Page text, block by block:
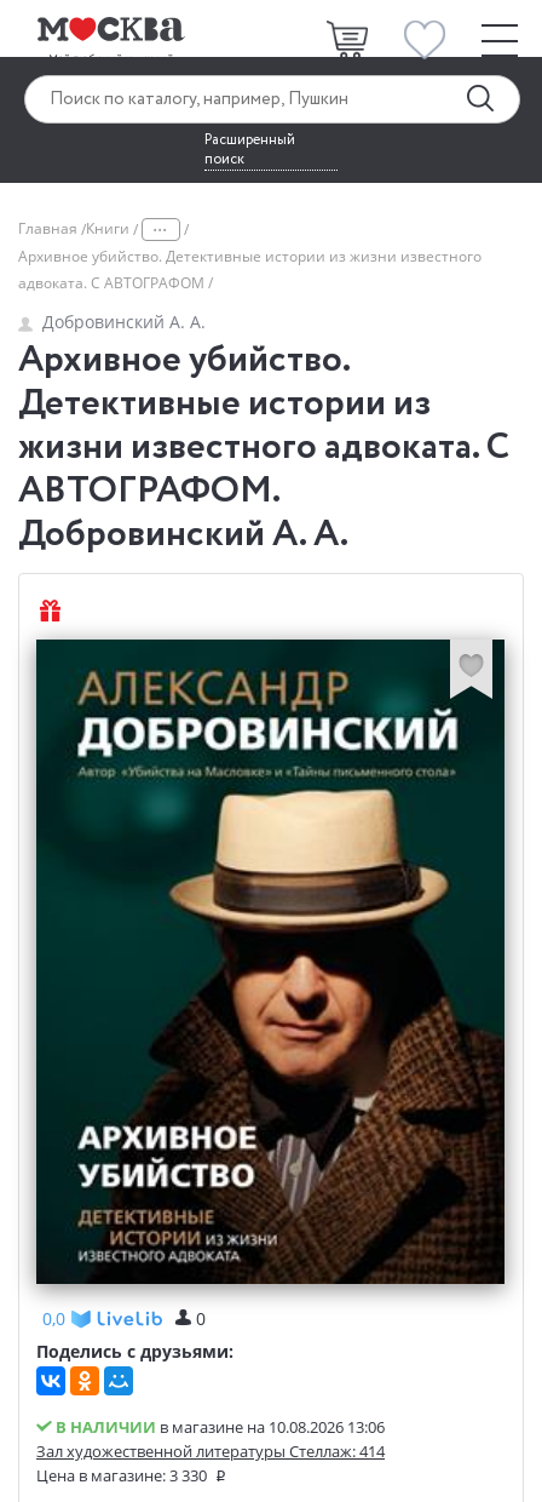
Расширенный
поиск
Главная Книги ...
Архивное убийство. Детективные истории из жизни известного
адвоката. С АВТОГРАФОМ
Добровинский А. А.
Архивное убийство.
Детективные истории из
жизни известного адвоката. С
АВТОГРАФОМ.
Добровинский А. А.
0,0
0
Поделись с друзьями:
В НАЛИЧИИ в магазине на 10.08.2026 13:06
Зал художественной литературы Стеллаж: 414
Цена в магазине:3 330